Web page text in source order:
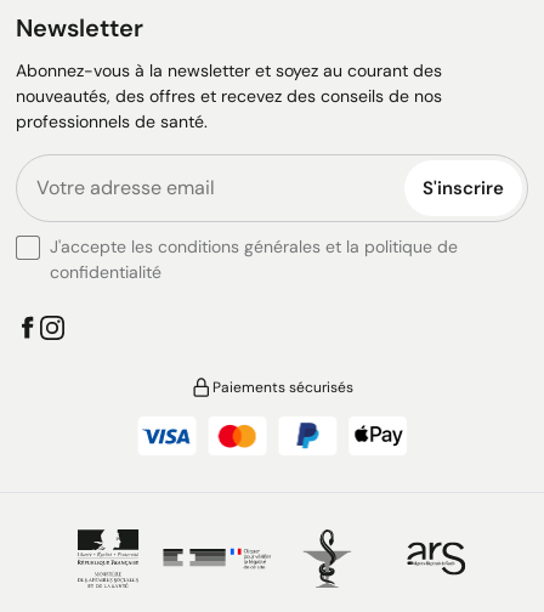
Newsletter
Abonnez-vous à la newsletter et soyez au courant des
nouveautés, des offres et recevez des conseils de nos
professionnels de santé.
S'inscrire
J'accepte les conditions générales et la politique de
confidentialité
Paiements sécurisés